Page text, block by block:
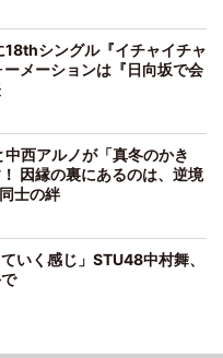
シングル『イチャイチャ
メーションは『日向坂で会
西アルノが「真冬のかき
因縁の裏にあるのは、逆境
士の絆
いく感じ」STU48中村舞、